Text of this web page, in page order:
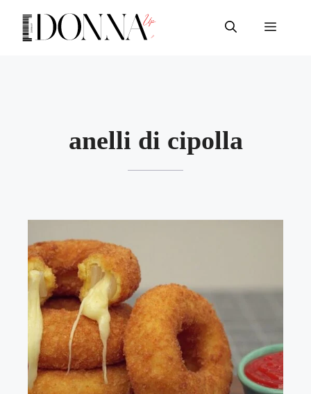
contenuto
Menu
anelli di cipolla